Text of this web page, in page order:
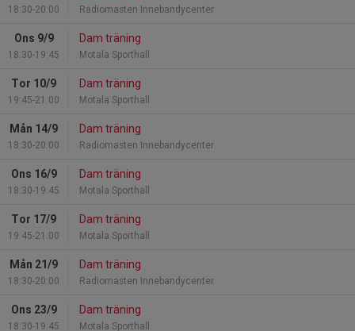
18:30-20:00 Radiomasten Innebandycenter
Ons 9/9
18:30-19:45
Dam träning
Motala Sporthall
Tor 10/9
19:45-21:00
Dam träning
Motala Sporthall
Mån 14/9
18:30-20:00
Dam träning
Radiomasten Innebandycenter
Ons 16/9
18:30-19:45
Dam träning
Motala Sporthall
Tor 17/9
19:45-21:00
Dam träning
Motala Sporthall
Mån 21/9
18:30-20:00
Dam träning
Radiomasten Innebandycenter
Ons 23/9
18:30-19:45
Dam träning
Motala Sporthall